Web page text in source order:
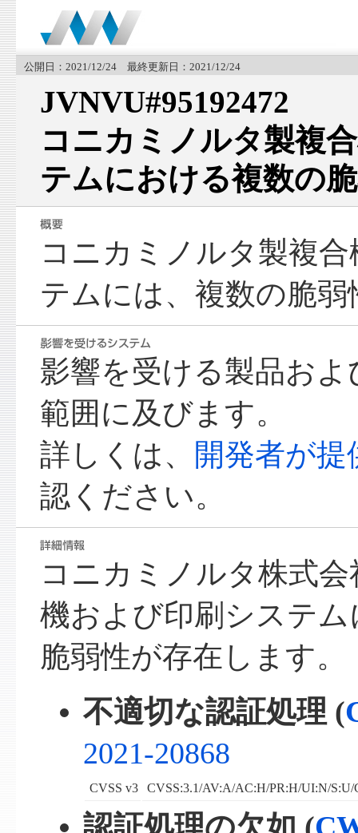
公開日：2021/12/24 最終更新日：2021/12/24
JVNVU#95192472
コニカミノルタ製複
テムにおける複数の
コニカミノルタ製複
テムには、複数の脆
影響を受ける製品お
範囲に及びます。
詳しくは、
開発者が
認ください。
コニカミノルタ株式
機および印刷システ
脆弱性が存在します。
不適切な認証処理 (
2021-20868
CVSS v3 CVSS:3.1/AV:A/AC:H/PR:H/UI:N/